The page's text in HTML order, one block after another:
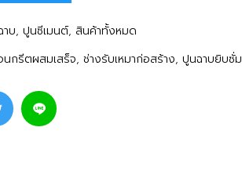
บ, ปูนซีเมนต์, สินค้าทั้งหมด
นกรีตผสมเสร็จ, ช่างรับเหมาก่อสร้าง, ปูนฉาบยิบซั่ม